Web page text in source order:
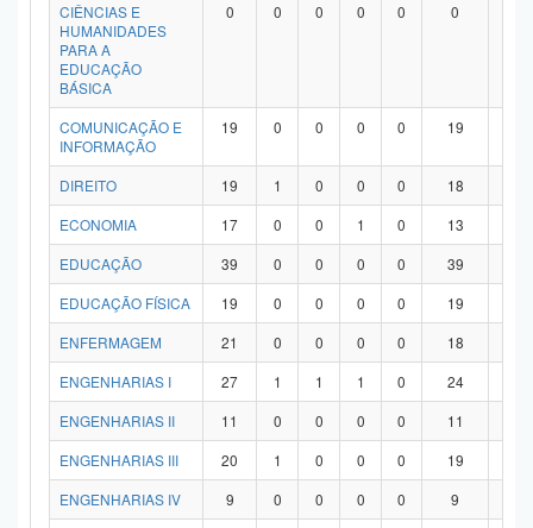
CIÊNCIAS E
HUMANIDADES
PARA A
EDUCAÇÃO
BÁSICA
0 0 0 0 0 0
COMUNICAÇÃO E
INFORMAÇÃO
19 0 0 0 0 19
DIREITO 19 1 0 0 0 18
ECONOMIA
17 0 0 1 0 13
EDUCAÇÃO
39 0 0 0 0 39
EDUCAÇÃO FÍSICA
19 0 0 0 0 19
ENFERMAGEM
21 0 0 0 0 18
ENGENHARIAS I
27 1 1 1 0 24
ENGENHARIAS II
11 0 0 0 0 11
ENGENHARIAS III
20 1 0 0 0 19
ENGENHARIAS IV
9 0 0 0 0 9